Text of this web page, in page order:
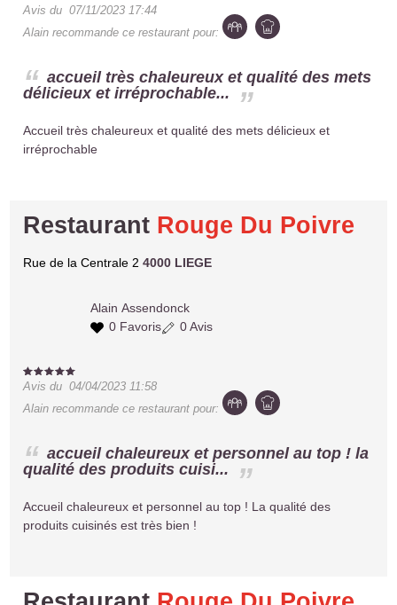
Avis du07/11/2023 17:44
Alain recommande ce restaurant pour:
accueil très chaleureux et qualité des mets
délicieux et irréprochable...
Accueil très chaleureux et qualité des mets délicieux et
irréprochable
Restaurant Rouge Du Poivre
Rue de la Centrale 24000 LIEGE
Alain Assendonck
0 Favoris
0 Avis
Avis du04/04/2023 11:58
Alain recommande ce restaurant pour:
accueil chaleureux et personnel au top ! la
qualité des produits cuisi...
Accueil chaleureux et personnel au top ! La qualité des
produits cuisinés est très bien !